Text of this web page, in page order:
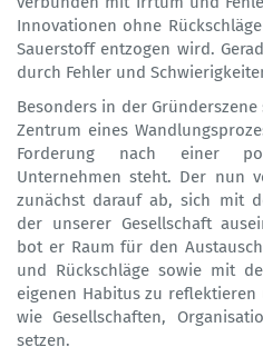
Innovationen ohne
Sauerstoff entzogen wird.
durch Fehler und
Besonders in der
Zentrum eines
Forderung nach einer
Unternehmen steht. Der nun
zunächst darauf ab, sich mit
der unserer Gesellschaft
bot er Raum für den
und Rückschläge sowie mit
eigenen Habitus zu
wie Gesellschaften,
setzen.